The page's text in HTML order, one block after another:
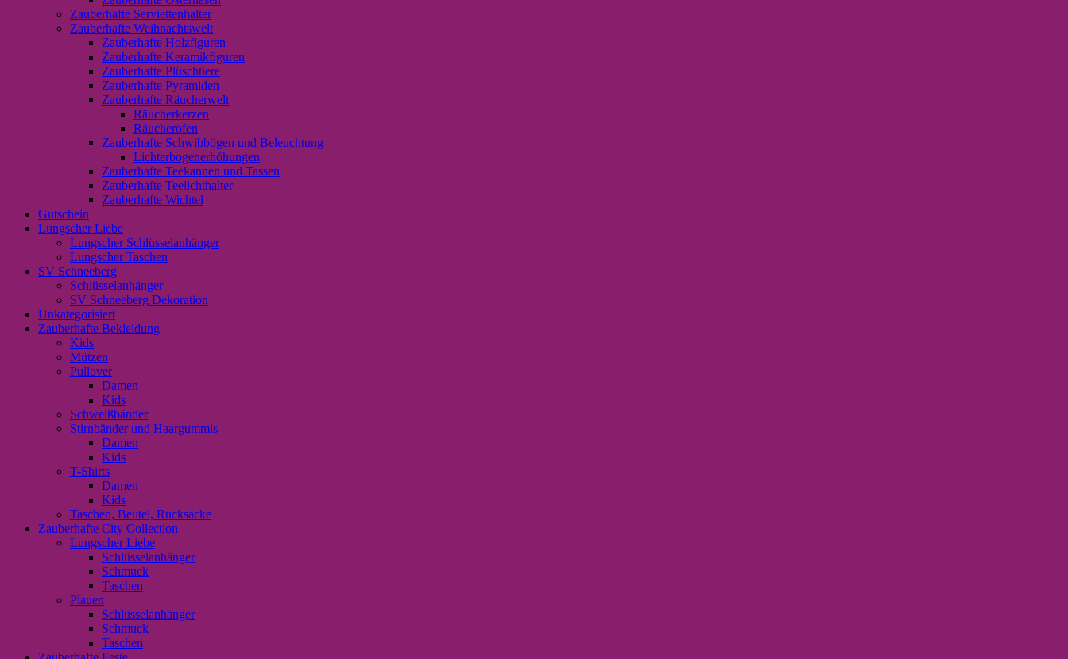
Zauberhafte Serviettenhalter
Zauberhafte Weihnachtswelt
Zauberhafte Holzfiguren
Zauberhafte Keramikfiguren
Zauberhafte Plüschtiere
Zauberhafte Pyramiden
Zauberhafte Räucherwelt
Räucherkerzen
Räucheröfen
Zauberhafte Schwibbögen und Beleuchtung
Lichterbogenerhöhungen
Zauberhafte Teekannen und Tassen
Zauberhafte Teelichthalter
Zauberhafte Wichtel
Gutschein
Lungscher Liebe
Lungscher Schlüsselanhänger
Lungscher Taschen
SV Schneeberg
Schlüsselanhänger
SV Schneeberg Dekoration
Unkategorisiert
Zauberhafte Bekleidung
Kids
Mützen
Pullover
Damen
Kids
Schweißbänder
Stirnbänder und Haargummis
Damen
Kids
T-Shirts
Damen
Kids
Taschen, Beutel, Rucksäcke
Zauberhafte City Collection
Lungscher Liebe
Schlüsselanhänger
Schmuck
Taschen
Plauen
Schlüsselanhänger
Schmuck
Taschen